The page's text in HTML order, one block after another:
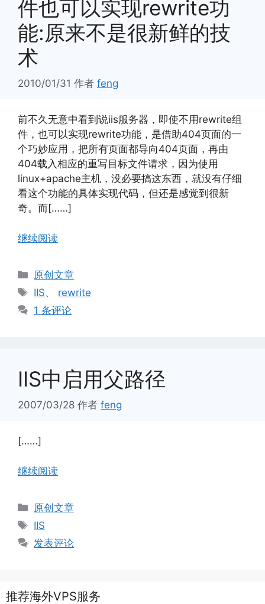
件也可以实现rewrite功
能:原来不是很新鲜的技
术
2010/01/31 作者 feng
前不久无意中看到说iis服务器，即使不用rewrite组
件，也可以实现rewrite功能，是借助404页面的一
个巧妙应用，把所有页面都导向404页面，再由
404载入相应的重写目标文件请求，因为使用
linux+apache主机，没必要搞这东西，就没有仔细
看这个功能的具体实现代码，但还是感觉到很新
奇。而[……]
继续阅读
分
类
原创文章
标
签
IIS、 rewrite
1 条评论
IIS中启用父路径
2007/03/28 作者 feng
[……]
继续阅读
分
类
原创文章
标
签
IIS
发表评论
推荐海外VPS服务